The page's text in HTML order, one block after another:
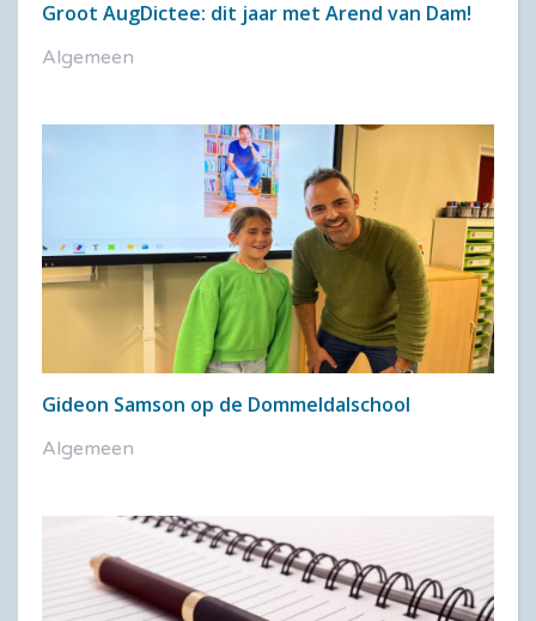
Groot AugDictee: dit jaar met Arend van Dam!
Algemeen
Gideon Samson op de Dommeldalschool
Algemeen